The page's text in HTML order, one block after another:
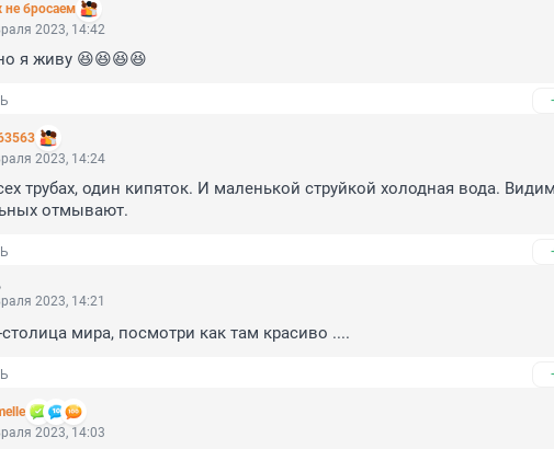
не бросаем
2023, 14:42
я живу 😆😆😆😆
2023, 14:24
трубах, один кипяток. И маленькой струйкой холодная вода.
отмывают.
2023, 14:21
мира, посмотри как там красиво ....
2023, 14:03